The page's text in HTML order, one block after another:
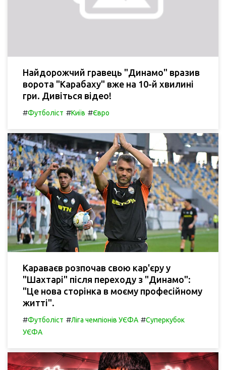
Найдорожчий гравець "Динамо" вразив
ворота "Карабаху" вже на 10-й хвилині
гри. Дивіться відео!
#Футболіст #Київ #Євро
Караваєв розпочав свою кар'єру у
"Шахтарі" після переходу з "Динамо":
"Це нова сторінка в моєму професійному
житті".
#Футболіст #Ліга чемпіонів УЄФА #Суперкубок
УЄФА